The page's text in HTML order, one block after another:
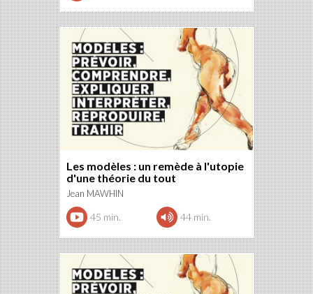
Les modèles : un remède à l'utopie
d'une théorie du tout
Jean MAWHIN
45 min. 44 min.